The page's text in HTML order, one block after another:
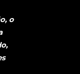
o